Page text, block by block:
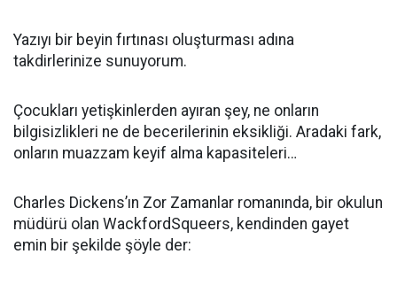
Yazıyı bir beyin fırtınası oluşturması adına
takdirlerinize sunuyorum.
Çocukları yetişkinlerden ayıran şey, ne onların
bilgisizlikleri ne de becerilerinin eksikliği. Aradaki fark,
onların muazzam keyif alma kapasiteleri…
Charles Dickens’ın Zor Zamanlar romanında, bir okulun
müdürü olan WackfordSqueers, kendinden gayet
emin bir şekilde şöyle der: